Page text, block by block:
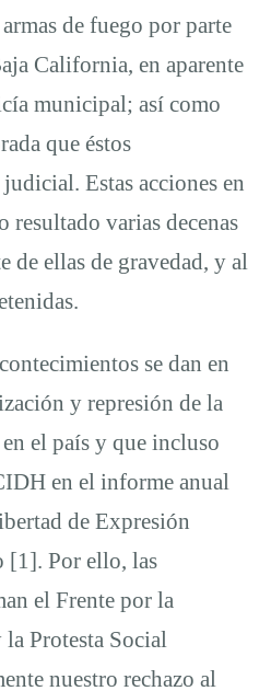
de fuego por parte
California, en aparente
municipal; así como
que éstos
Estas acciones en
varias decenas
de ellas de gravedad, y al
se dan en
y represión de la
el país y que incluso
en el informe anual
de Expresión
[1]. Por ello, las
el Frente por la
Protesta Social
nuestro rechazo al